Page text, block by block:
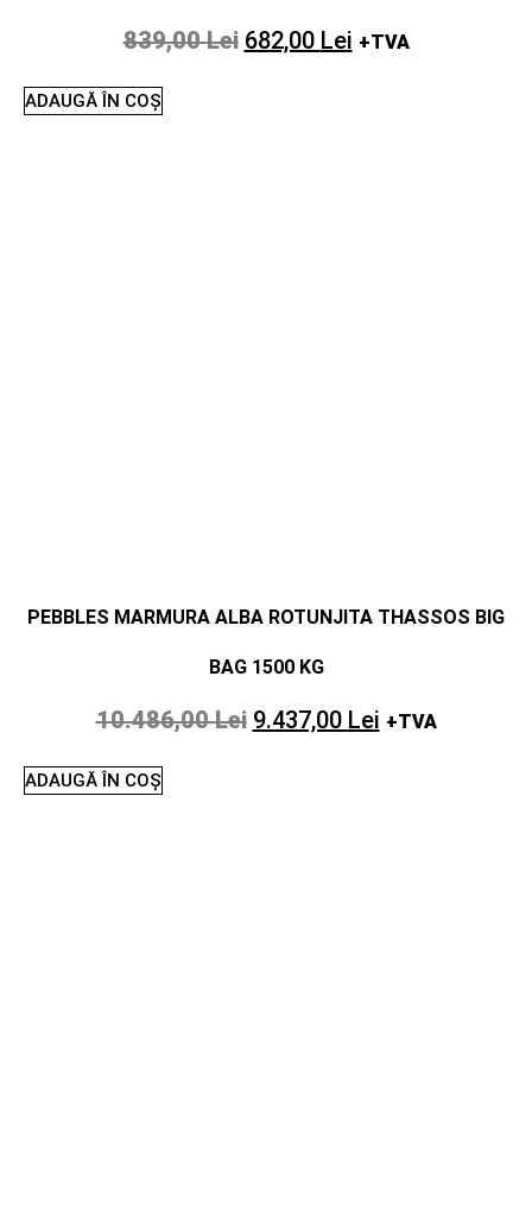
839,00Lei 682,00 Lei +TVA
ADAUGĂ ÎN COȘ
PEBBLES MARMURA ALBA ROTUNJITA THASSOS BIG
BAG 1500 KG
10.486,00Lei 9.437,00 Lei +TVA
ADAUGĂ ÎN COȘ